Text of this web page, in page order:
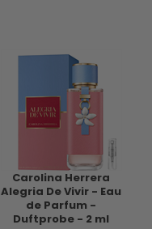
Carolina Herrera
Alegria De Vivir - Eau
de Parfum -
Duftprobe - 2 ml